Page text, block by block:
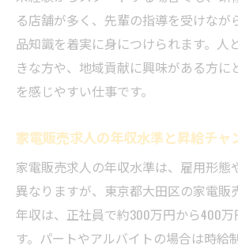
る店舗が多く、先輩の指導を受けなが
品知識を着実に身につけられます。人
きな方や、地域貢献に興味がある方に
を感じやすい仕事です。
家電販売求人の年収水準と昇給チャ
家電販売求人の年収水準は、雇用形態
異なりますが、東京都大田区の家電販
年収は、正社員で約300万円から400
す。パートやアルバイトの場合は時給